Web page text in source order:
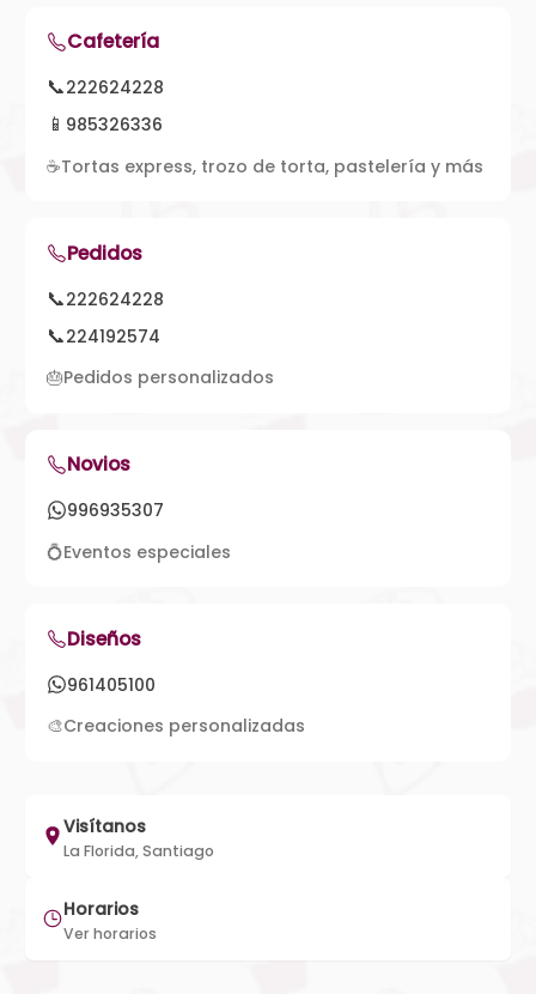
Cafetería
📞222624228
📱 985326336
☕Tortas express, trozo de torta, pastelería y más
Pedidos
📞222624228
📞224192574
🎂Pedidos personalizados
Novios
996935307
💍Eventos especiales
Diseños
961405100
🎨Creaciones personalizadas
Visítanos
La Florida, Santiago
Horarios
Ver horarios